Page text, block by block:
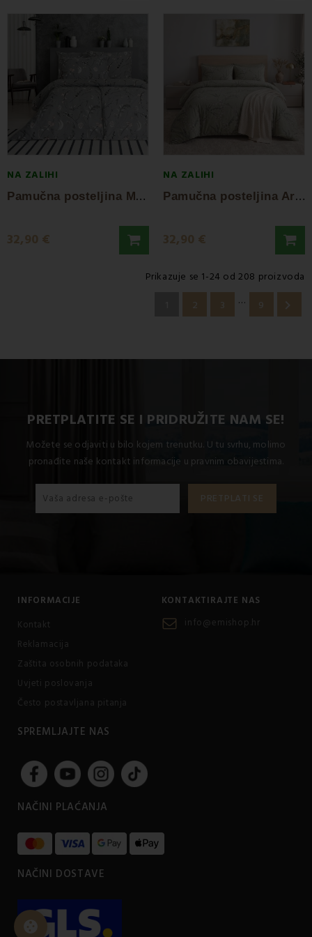
NA ZALIHI
P
amučna posteljina Marco EMI
32,90 €
NA ZALIHI
P
amučna posteljina Arden EMI
32,90 €
Prikazuje se 1-24 od 208 proizvoda
2 3 … 9 
PRETPLATITE SE I PRIDRUŽITE NAM SE!
Možete se odjaviti u bilo kojem trenutku. U tu svrhu, molimo
pronađite naše kontakt informacije u pravnim obavijestima.
INFORMACIJE
Kontakt
Reklamacija
Zaštita osobnih podataka
Uvjeti poslovanja
Često postavljana pitanja
KONTAKTIRAJTE NAS
info@emishop.hr
SPREMLJAJTE NAS
NAČINI PLAĆANJA
NAČINI DOSTAVE